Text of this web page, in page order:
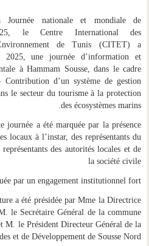
nationale et mondiale de
leCentre International des
de Tunis (CITET) a
, unejournée d’information et
àHammam Sousse, dans le cadre
Contribution d’un système de gestion
le secteur du tourisme à la protection
des écosystèmes marins
.
a été marquée par la présence
locaux à l’instar, des représentants du
des autorités locales et de
la société civile
par un engagement institutionnel fort
a été présidée parMme la Directrice
le Secrétaire Général de la commune
M. le Président Directeur Général de la
et de Développement de Sousse Nord